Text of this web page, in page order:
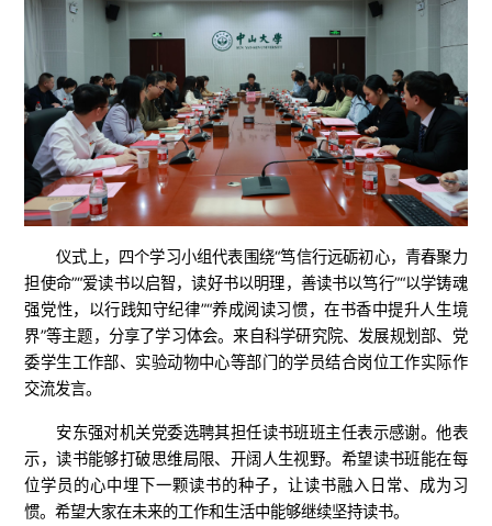
仪式上，四个学习小组代表围绕“笃信行远砺初心，青春聚力
担使命”“爱读书以启智，读好书以明理，善读书以笃行”“以学铸魂
强党性，以行践知守纪律”“养成阅读习惯，在书香中提升人生境
界”等主题，分享了学习体会。来自科学研究院、发展规划部、党
委学生工作部、实验动物中心等部门的学员结合岗位工作实际作
交流发言。
安东强对机关党委选聘其担任读书班班主任表示感谢。他表
示，读书能够打破思维局限、开阔人生视野。希望读书班能在每
位学员的心中埋下一颗读书的种子，让读书融入日常、成为习
惯。希望大家在未来的工作和生活中能够继续坚持读书。